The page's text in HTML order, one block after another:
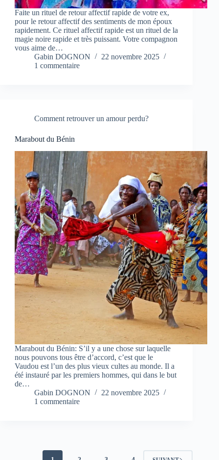
Faite un rituel de retour affectif rapide de votre ex,
pour le retour affectif des sentiments de mon époux
rapidement. Ce rituel affectif rapide est un rituel de la
magie noire rapide et très puissant. Votre compagnon
vous aime de…
Gabin DOGNON
22 novembre 2025
1 commentaire
Comment retrouver un amour perdu?
Marabout du Bénin
Marabout du Bénin: S’il y a une chose sur laquelle
nous pouvons tous être d’accord, c’est que le
Vaudou est l’un des plus vieux cultes au monde. Il a
été instauré par les premiers hommes, qui dans le but
de…
Gabin DOGNON
22 novembre 2025
1 commentaire